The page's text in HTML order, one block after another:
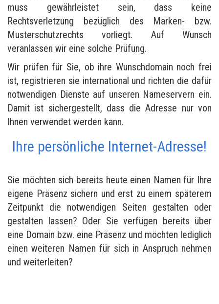
muss gewährleistet sein, dass keine
Rechtsverletzung bezüglich des Marken- bzw.
Musterschutzrechts vorliegt. Auf Wunsch
veranlassen wir eine solche Prüfung.
Wir prüfen für Sie, ob ihre Wunschdomain noch frei
ist, registrieren sie international und richten die dafür
notwendigen Dienste auf unseren Nameservern ein.
Damit ist sichergestellt, dass die Adresse nur von
Ihnen verwendet werden kann.
Ihre persönliche Internet-Adresse!
Sie möchten sich bereits heute einen Namen für Ihre
eigene Präsenz sichern und erst zu einem späterem
Zeitpunkt die notwendigen Seiten gestalten oder
gestalten lassen? Oder Sie verfügen bereits über
eine Domain bzw. eine Präsenz und möchten lediglich
einen weiteren Namen für sich in Anspruch nehmen
und weiterleiten?